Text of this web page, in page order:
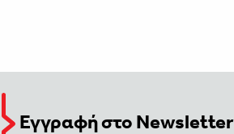
Εγγραφή στο Newsletter